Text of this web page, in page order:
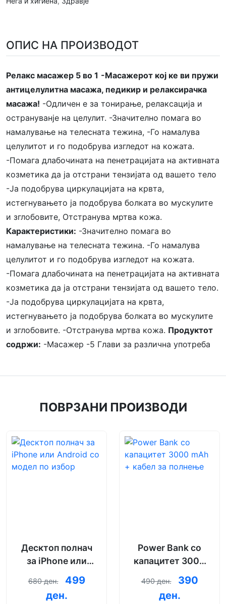
ОПИС НА ПРОИЗВОДОТ
Релакс масажер 5 во 1 -Масажерот кој ке ви пружи
антицелулитна масажа, педикир и релаксирачка
масажа! -Одличен е за тонирање, релаксација и
острануванје на целулит. -Значително помага во
намалување на телесната тежина, -Го намалува
целулитот и го подобрува изгледот на кожата.
-Помага длабочината на пенетрацијата на активната
козметика да ја отстрани тензијата од вашето тело
-Ја подобрува циркулацијата на крвта,
истегнувањето ја подобрува болката во мускулите
и зглобовите, Отстранува мртва кожа.
Карактеристики: -Значително помага во
намалување на телесната тежина. -Го намалува
целулитот и го подобрува изгледот на кожата.
-Помага длабочината на пенетрацијата на активната
козметика да ја отстрани тензијата од вашето тело.
-Ја подобрува циркулацијата на крвта,
истегнувањето ја подобрува болката во мускулите
и зглобовите. -Отстранува мртва кожа. Продуктот
содржи: -Масажер -5 Глави за различна употреба
ПОВРЗАНИ ПРОИЗВОДИ
Десктоп полнач
за iPhone или
Android со модел
по избор
680 ден.
499
ден.
Power Bank со
капацитет 3000
mAh + кабел за
полнење
490 ден.
390
ден.